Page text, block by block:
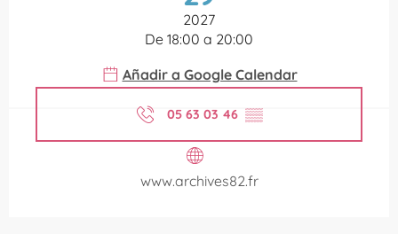
2027
De 18:00 a 20:00
Añadir a Google Calendar
05 63 03 46 ▒▒
www.archives82.fr